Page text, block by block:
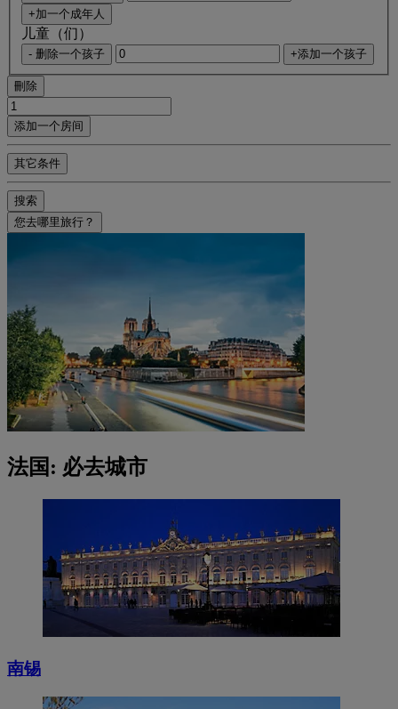
+加一个成年人
儿童（们）
- 删除一个孩子 +添加一个孩子
刪除
添加一个房间
其它条件
搜索
您去哪里旅行？
法国: 必去城市
南锡